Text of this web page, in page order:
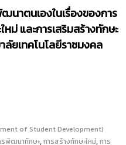
นาตนเองในเรื่องของการ
ม่ และการเสริมสร้างทักษะ
ยเทคโนโลยีราชมงคล
of Student Development)
รพัฒนาทักษะ,การสร้างทักษะใหม่,การ